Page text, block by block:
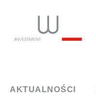
AKTUALNOŚCI